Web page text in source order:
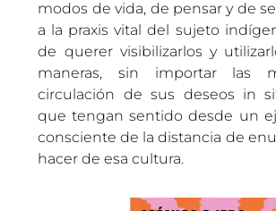
modos de vida, de pensar y de
a la praxis vital del sujeto
de querer visibilizarlos y
maneras, sin importar las
circulación de sus deseos in
que tengan sentido desde un
consciente de la distancia de
hacer de esa cultura.